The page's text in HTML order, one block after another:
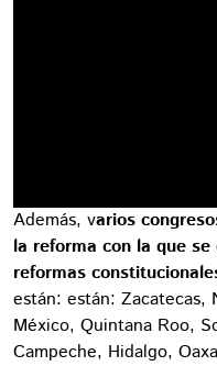
Además, varios
la reforma con la que
reformas
están: están: Zacatecas,
México, Quintana Roo,
Campeche, Hidalgo,